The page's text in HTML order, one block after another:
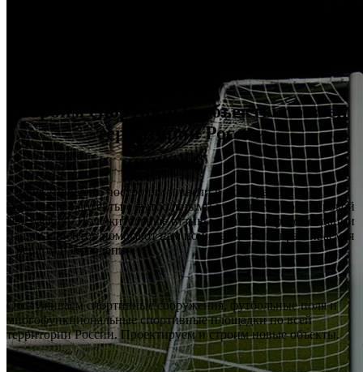
Строим спортивные объекты по всей
территории России
Спроектировали, построили и ввели в эксплуатацию
спортивные объекты с футбольными полями с самой широкой
географией. Положительные отзывы о работе и рекомендации
наших клиентов помогают нам понимать, что мы развиваемся
в верном направлении.
Обслуживаем спортивные сооружения, футбольные поля и
многофункциональные спортивные площадки по всей
территории России. Проектируем и строим новые объекты.